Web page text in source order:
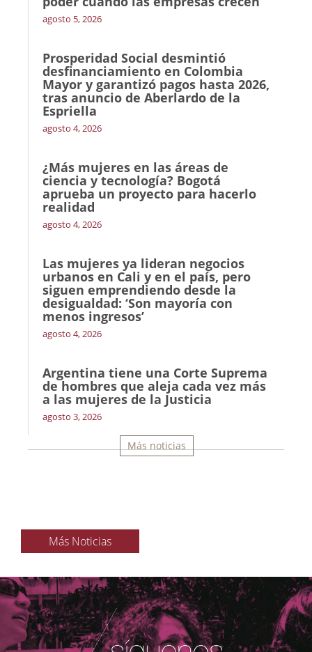
agosto 5, 2026
Prosperidad Social desmintió
desfinanciamiento en Colombia
Mayor y garantizó pagos hasta 2026,
tras anuncio de Aberlardo de la
Espriella
agosto 4, 2026
¿Más mujeres en las áreas de
ciencia y tecnología? Bogotá
aprueba un proyecto para hacerlo
realidad
agosto 4, 2026
Las mujeres ya lideran negocios
urbanos en Cali y en el país, pero
siguen emprendiendo desde la
desigualdad: ‘Son mayoría con
menos ingresos’
agosto 4, 2026
Argentina tiene una Corte Suprema
de hombres que aleja cada vez más
a las mujeres de la Justicia
agosto 3, 2026
Más noticias
Más Noticias